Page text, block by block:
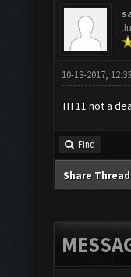
10-18-2017,
TH 11 not a
Find
Share